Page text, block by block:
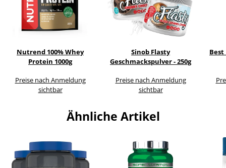
Nutrend 100% Whey
Protein 1000g
Preise nach Anmeldung
sichtbar
Sinob Flasty
Geschmackspulver - 250g
Preise nach Anmeldung
sichtbar
Best
Ähnliche Artikel